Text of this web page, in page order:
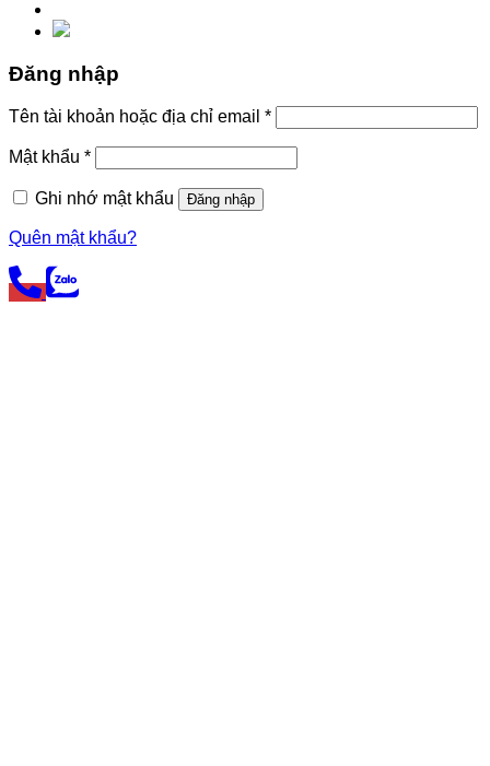
Đăng nhập
Tên tài khoản hoặc địa chỉ email *
Mật khẩu *
Ghi nhớ mật khẩu Đăng nhập
Quên mật khẩu?